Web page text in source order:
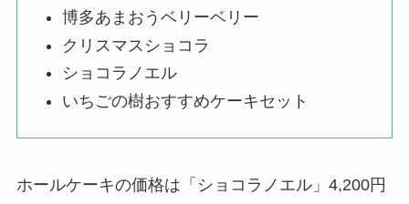
博多あまおうベリーベリー
クリスマスショコラ
ショコラノエル
いちごの樹おすすめケーキセット
ホールケーキの価格は「ショコラノエル」4,200円